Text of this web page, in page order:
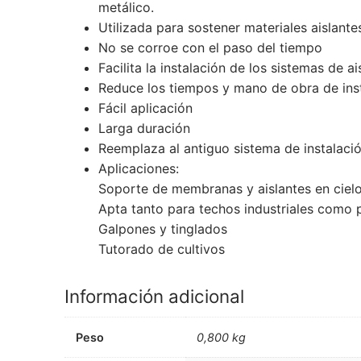
metálico.
Utilizada para sostener materiales
No se corroe con el paso del tiempo
Facilita la instalación de los sistemas de
Reduce los tiempos y mano de obra de
Fácil aplicación
Larga duración
Reemplaza al antiguo sistema de
Aplicaciones:
Soporte de membranas y aislantes en
Apta tanto para techos industriales como
Galpones y tinglados
Tutorado de cultivos
Información adicional
Peso 0,800 kg